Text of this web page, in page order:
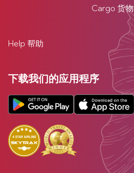
Cargo 货物
Help 帮助
下载我们的应用程序